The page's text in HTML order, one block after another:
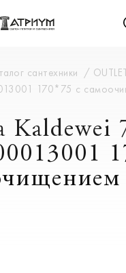
сантехники
170*75 с
Kaldewei